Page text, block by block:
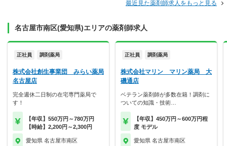
最近見た薬剤師求人をもっと見る
名古屋市南区(愛知県)エリアの薬剤師求人
正社員 調剤薬局
株式会社創生事業団 みらい薬局
名古屋店
完全週休二日制の在宅専門薬局で
す！
【年収】550万円～780万円
【時給】2,200円～2,300円
愛知県 名古屋市南区
正社員 調剤薬局
株式会社マリン マリン薬局 大
磯通店
ベテラン薬剤師が多数在籍！調剤に
ついての知識・技術…
【年収】450万円～600万円程
度 モデル
愛知県 名古屋市南区